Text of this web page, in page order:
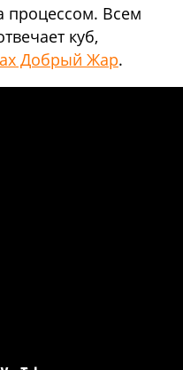
процессом. Всем
куб,
Добрый Жар.